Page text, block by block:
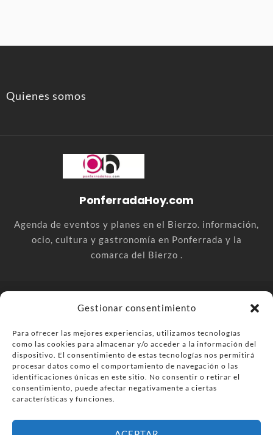
Gestionar consentimiento
Para ofrecer las mejores experiencias, utilizamos tecnologías
como las cookies para almacenar y/o acceder a la información del
dispositivo. El consentimiento de estas tecnologías nos permitirá
procesar datos como el comportamiento de navegación o las
identificaciones únicas en este sitio. No consentir o retirar el
consentimiento, puede afectar negativamente a ciertas
características y funciones.
Quienes somos
PonferradaHoy.com
Agenda de eventos y planes en el Bierzo. información,
ocio, cultura y gastronomía en Ponferrada y la
comarca del Bierzo .
comarca del Bierzo
Anúnciate
Más información sobre las cookies
Envía tu negocio
Contacta Política de privacidad